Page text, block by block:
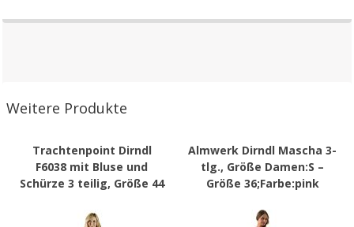
Weitere Produkte
Trachtenpoint Dirndl
F6038 mit Bluse und
Schürze 3 teilig, Größe 44
Almwerk Dirndl Mascha 3-
tlg., Größe Damen:S –
Größe 36;Farbe:pink